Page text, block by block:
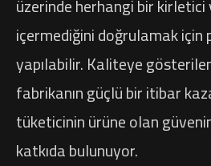
içermediğini doğrulamak
yapılabilir. Kaliteye
fabrikanın güçlü bir itibar
tüketicinin ürüne olan
katkıda bulunuyor.